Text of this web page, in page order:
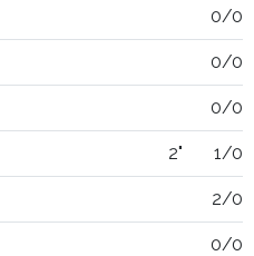
0/0
0/0
0/0
2" 1/0
2/0
0/0